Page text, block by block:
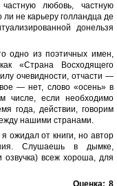
любовь, частную
ли не карьеру голландца де
донельзя
одно из поэтичных имен,
«Страна Восходящего
очевидности, отчасти —
— нет, слово «осень» в
числе, если необходимо
года, действии, говорим
нашими странами.
ожидал от книги, но автор
Слушаешь в дымке,
озвучка) всеж хороша, для
Оценка: 8